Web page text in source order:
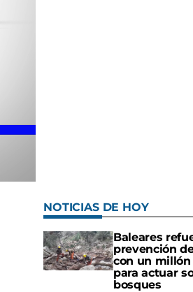
NOTICIAS DE HOY
Baleares
prevención
con un millón
para actuar
bosques